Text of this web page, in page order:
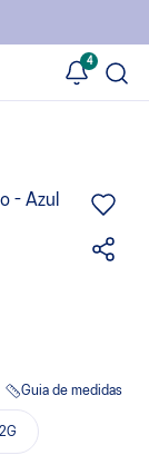
4
- Azul
Guia de medidas
2G